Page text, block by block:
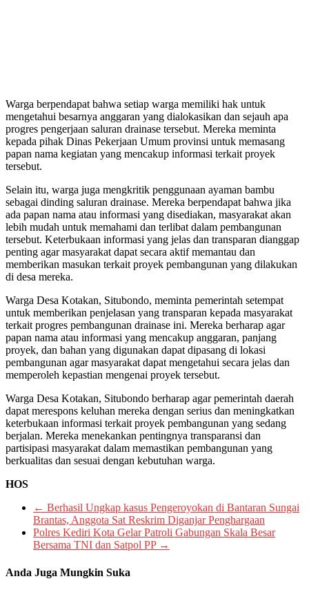
Warga berpendapat bahwa setiap warga memiliki hak untuk
mengetahui besarnya anggaran yang dialokasikan dan sejauh apa
progres pengerjaan saluran drainase tersebut. Mereka meminta
kepada pihak Dinas Pekerjaan Umum provinsi untuk memasang
papan nama kegiatan yang mencakup informasi terkait proyek
tersebut.
Selain itu, warga juga mengkritik penggunaan ayaman bambu
sebagai dinding saluran drainase. Mereka berpendapat bahwa jika
ada papan nama atau informasi yang disediakan, masyarakat akan
lebih mudah untuk memahami dan terlibat dalam pembangunan
tersebut. Keterbukaan informasi yang jelas dan transparan dianggap
penting agar masyarakat dapat secara aktif memantau dan
memberikan masukan terkait proyek pembangunan yang dilakukan
di desa mereka.
Warga Desa Kotakan, Situbondo, meminta pemerintah setempat
untuk memberikan penjelasan yang transparan kepada masyarakat
terkait progres pembangunan drainase ini. Mereka berharap agar
papan nama atau informasi yang mencakup anggaran, panjang
proyek, dan bahan yang digunakan dapat dipasang di lokasi
pembangunan agar masyarakat dapat mengetahui secara jelas dan
memperoleh kepastian mengenai proyek tersebut.
Warga Desa Kotakan, Situbondo berharap agar pemerintah daerah
dapat merespons keluhan mereka dengan serius dan meningkatkan
keterbukaan informasi terkait proyek pembangunan yang sedang
berjalan. Mereka menekankan pentingnya transparansi dan
partisipasi masyarakat dalam memastikan pembangunan yang
berkualitas dan sesuai dengan kebutuhan warga.
HOS
← Berhasil Ungkap kasus Pengeroyokan di Bantaran Sungai
Brantas, Anggota Sat Reskrim Diganjar Penghargaan
Polres Kediri Kota Gelar Patroli Gabungan Skala Besar
Bersama TNI dan Satpol PP →
Anda Juga Mungkin Suka